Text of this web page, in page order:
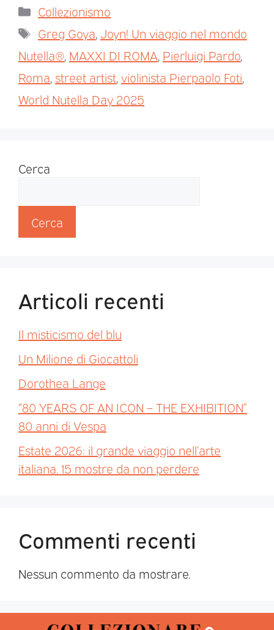
Collezionismo
Greg Goya Joyn! Un viaggio nel mondo
Nutella® MAXXI DI ROMA Pierluigi Pardo
Roma street artist violinista Pierpaolo Foti
World Nutella Day 2025
Cerca
Cerca
Articoli recenti
Il misticismo del blu
Un Milione di Giocattoli
Dorothea Lange
“80 YEARS OF AN ICON – THE EXHIBITION”
80 anni di Vespa
Estate 2026: il grande viaggio nell’arte
italiana. 15 mostre da non perdere
Commenti recenti
Nessun commento da mostrare.